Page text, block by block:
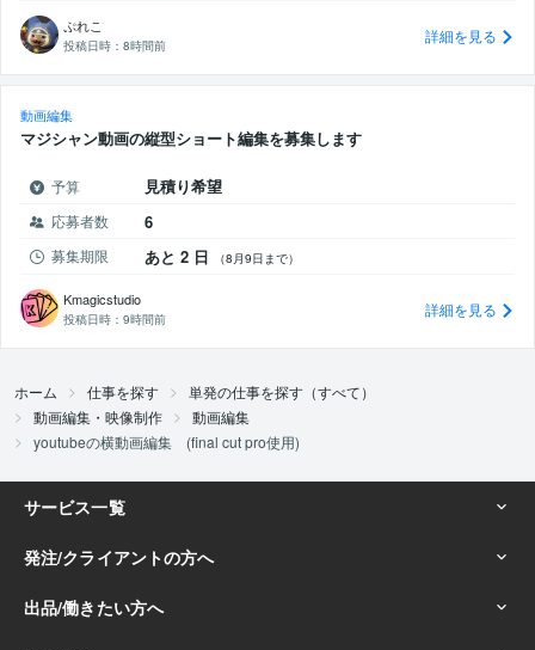
ぷれこ
投稿日時： 8時間前 詳細を見る
動画編集
マジシャン動画の縦型ショート編集を募集します
予算 見積り希望
応募者数 6
募集期限 あと 2 日 （8月9日まで）
Kmagicstudio
投稿日時： 9時間前 詳細を見る
ホーム 仕事を探す
単発の仕事を探す（すべて）
動画編集・映像制作
動画編集
youtubeの横動画編集 (final cut pro使用)